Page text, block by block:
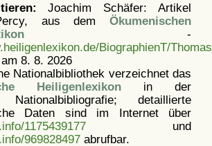
Joachim Schäfer: Artikel
aus dem Ökumenischen
-
BiographienT/
8. 8. 2026
Nationalbibliothek verzeichnet das
Heiligenlexikonin der
Nationalbibliografie; detaillierte
Daten sind im Internet über
1175439177und
969828497abrufbar.